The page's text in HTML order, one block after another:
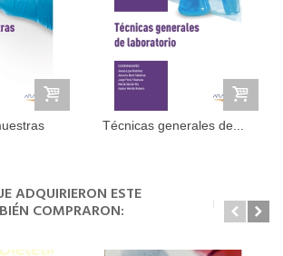
Técnicas generales de...
ADQUIRIERON ESTE
COMPRARON: